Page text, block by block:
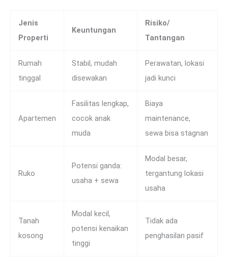
Jenis
Properti
Keuntungan
Risiko/
Tantangan
Rumah
tinggal
Stabil, mudah
disewakan
Perawatan, lokasi
jadi kunci
Apartemen
Fasilitas lengkap,
cocok anak
muda
Biaya
maintenance,
sewa bisa stagnan
Ruko
Potensi ganda:
usaha + sewa
Modal besar,
tergantung lokasi
usaha
Tanah
kosong
Modal kecil,
potensi kenaikan
tinggi
Tidak ada
penghasilan pasif